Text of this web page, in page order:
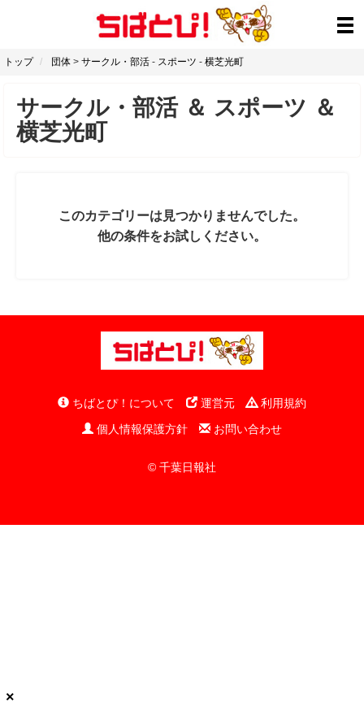
トップ 団体 > サークル・部活 - スポーツ - 横芝光町
サークル・部活＆ スポーツ ＆
横芝光町
このカテゴリーは見つかりませんでした。
他の条件をお試しください。
ちばとぴ！について 運営元
利用規約
個人情報保護方針
お問い合わせ
© 千葉日報社
×